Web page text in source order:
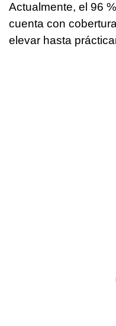
Actualmente, el 96
cuenta con
elevar hasta